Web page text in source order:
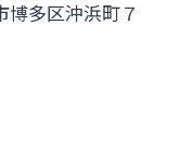
多区沖浜町７